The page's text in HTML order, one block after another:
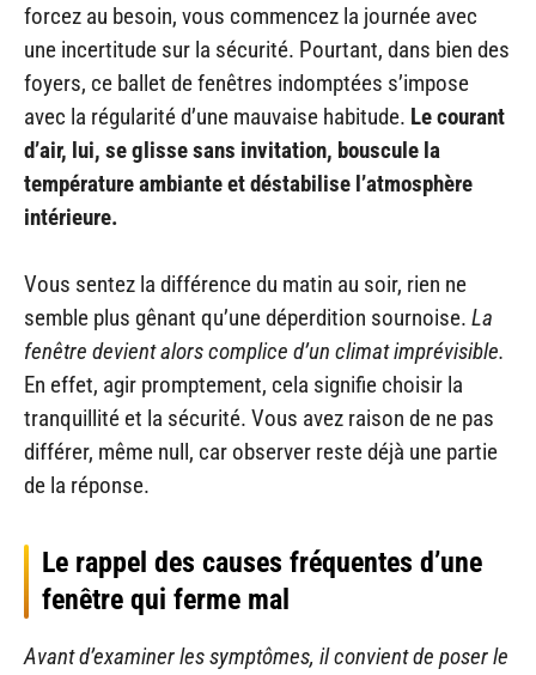
forcez au besoin, vous commencez la journée avec
une incertitude sur la sécurité. Pourtant, dans bien des
foyers, ce ballet de fenêtres indomptées s’impose
avec la régularité d’une mauvaise habitude. Le courant
d’air, lui, se glisse sans invitation, bouscule la
température ambiante et déstabilise l’atmosphère
intérieure.
Vous sentez la différence du matin au soir, rien ne
semble plus gênant qu’une déperdition sournoise. La
fenêtre devient alors complice d’un climat imprévisible.
En effet, agir promptement, cela signifie choisir la
tranquillité et la sécurité. Vous avez raison de ne pas
différer, même null, car observer reste déjà une partie
de la réponse.
Le rappel des causes fréquentes d’une
fenêtre qui ferme mal
Avant d’examiner les symptômes, il convient de poser le